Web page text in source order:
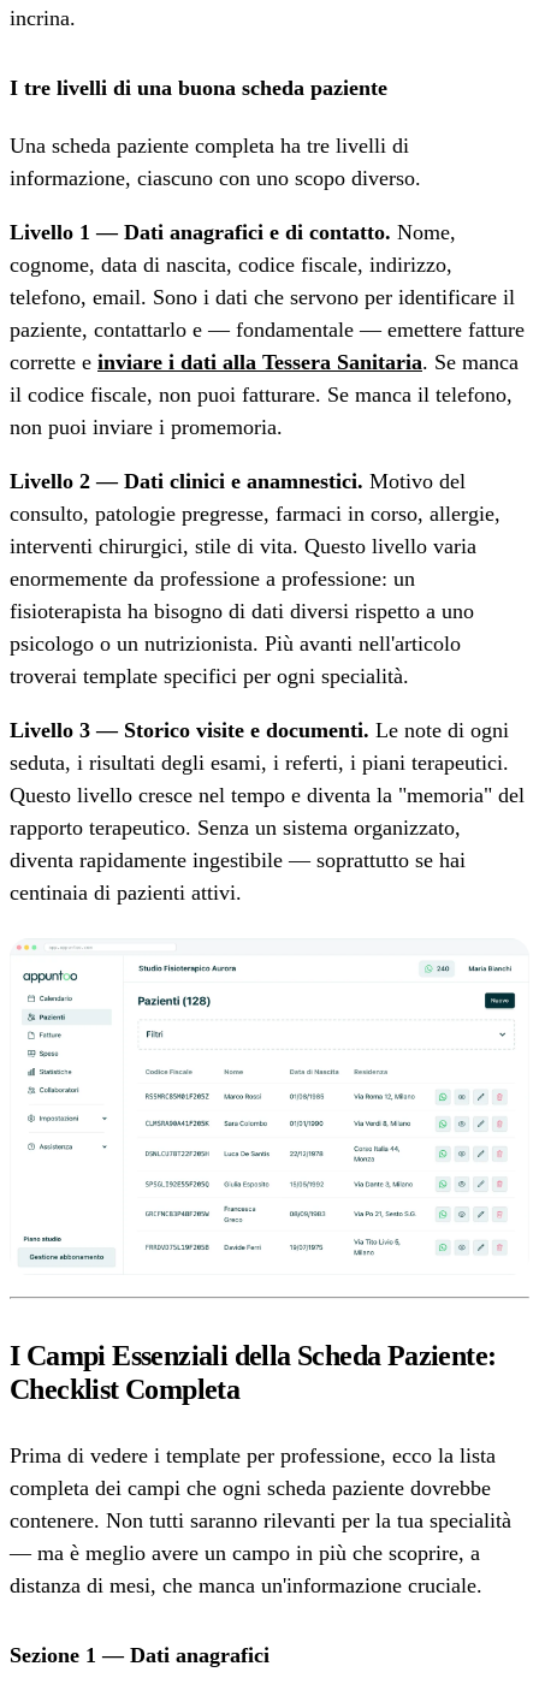
incrina.
I tre livelli di una buona scheda paziente
Una scheda paziente completa ha tre livelli di
informazione, ciascuno con uno scopo diverso.
Livello 1 — Dati anagrafici e di contatto. Nome,
cognome, data di nascita, codice fiscale, indirizzo,
telefono, email. Sono i dati che servono per identificare il
paziente, contattarlo e — fondamentale — emettere fatture
corrette e inviare i dati alla Tessera Sanitaria. Se manca
il codice fiscale, non puoi fatturare. Se manca il telefono,
non puoi inviare i promemoria.
Livello 2 — Dati clinici e anamnestici. Motivo del
consulto, patologie pregresse, farmaci in corso, allergie,
interventi chirurgici, stile di vita. Questo livello varia
enormemente da professione a professione: un
fisioterapista ha bisogno di dati diversi rispetto a uno
psicologo o un nutrizionista. Più avanti nell'articolo
troverai template specifici per ogni specialità.
Livello 3 — Storico visite e documenti. Le note di ogni
seduta, i risultati degli esami, i referti, i piani terapeutici.
Questo livello cresce nel tempo e diventa la "memoria" del
rapporto terapeutico. Senza un sistema organizzato,
diventa rapidamente ingestibile — soprattutto se hai
centinaia di pazienti attivi.
I Campi Essenziali della Scheda Paziente:
Checklist Completa
Prima di vedere i template per professione, ecco la lista
completa dei campi che ogni scheda paziente dovrebbe
contenere. Non tutti saranno rilevanti per la tua specialità
— ma è meglio avere un campo in più che scoprire, a
distanza di mesi, che manca un'informazione cruciale.
Sezione 1 — Dati anagrafici